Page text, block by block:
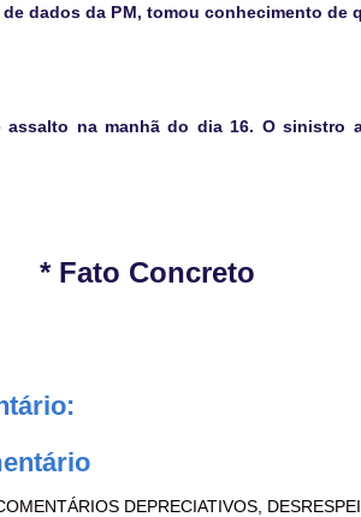
dados da PM, tomou conhecimento de
na manhã do dia 16. O sinistro
* Fato Concreto
DEPRECIATIVOS,